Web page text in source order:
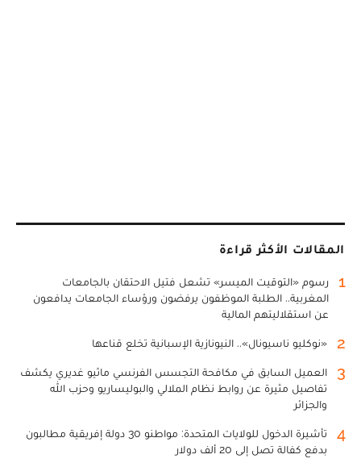
المقالات الأكثر قراءة
1
رسوم «التوقيت الميسر» تشعل فتيل الاحتقان بالجامعات
المغربية.. الطلبة الموظفون يرفضون ورؤساء الجامعات يدافعون
عن استقلاليتهم المالية
2 «نوكليو ناسيونال».. النيونازية الإسبانية تخلع قناعها
3
العميل السابق في مكافحة التجسس الفرنسي ماثيو غديري يكشف
تفاصيل مثيرة عن روابط نظام الملالي والبوليساريو وحزب الله
والجزائر
4
تأشيرة الدخول للولايات المتحدة: مواطنو 30 دولة إفريقية مطالبون
بدفع كفالة تصل إلى 20 ألف دولار